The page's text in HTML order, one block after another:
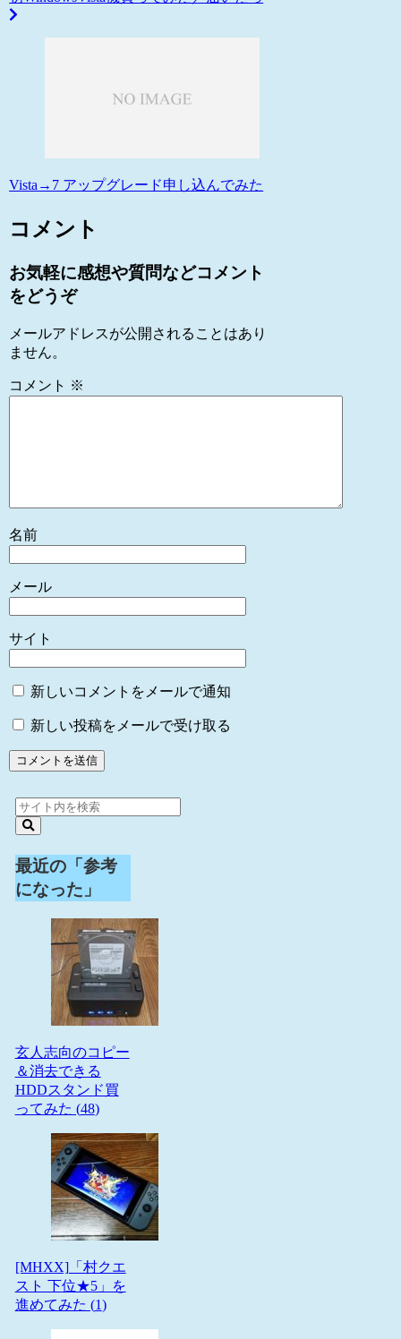
Vista→7 アップグレード申し込んでみた
コメント
お気軽に感想や質問などコメント
をどうぞ
メールアドレスが公開されることはあり
ません。
コメント ※
名前
メール
サイト
新しいコメントをメールで通知
新しい投稿をメールで受け取る
最近の「参考
になった」
玄人志向のコピー
＆消去できる
HDDスタンド買
ってみた (48)
[MHXX]「村クエ
スト 下位★5」を
進めてみた (1)